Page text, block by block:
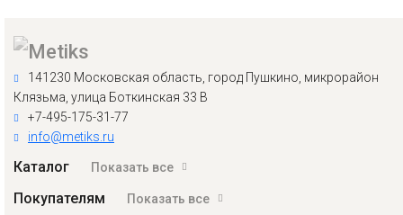
141230 Московская область, город Пушкино, микрорайон
Клязьма, улица Боткинская 33 В
+7-495-175-31-77
info@metiks.ru
Каталог Показать все
Покупателям Показать все